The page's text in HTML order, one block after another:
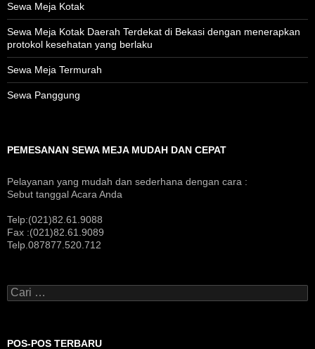
Sewa Meja Kotak
Sewa Meja Kotak Daerah Terdekat di Bekasi dengan menerapkan
protokol kesehatan yang berlaku
Sewa Meja Termurah
Sewa Panggung
PEMESANAN SEWA MEJA MUDAH DAN CEPAT
Pelayanan yang mudah dan sederhana dengan cara :
Sebut tanggal Acara Anda
Telp:(021)82.61.9088
Fax :(021)82.61.9089
Telp.087877.520.712
Cari
untuk:
POS-POS TERBARU